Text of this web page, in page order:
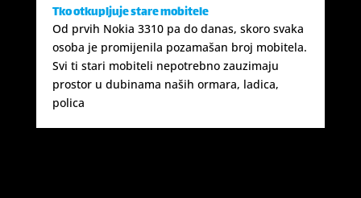
Tko otkupljuje stare mobitele
Od prvih Nokia 3310 pa do danas, skoro svaka
osoba je promijenila pozamašan broj mobitela.
Svi ti stari mobiteli nepotrebno zauzimaju
prostor u dubinama naših ormara, ladica,
polica